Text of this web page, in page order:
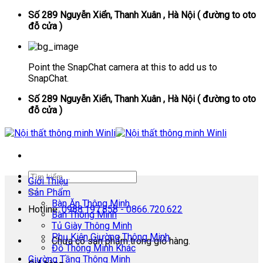
Skip
Số 289 Nguyễn Xiển, Thanh Xuân , Hà Nội ( đường to oto
đỗ cửa )
Point the SnapChat camera at this to add us to
SnapChat.
Số 289 Nguyễn Xiển, Thanh Xuân , Hà Nội ( đường to oto
đỗ cửa )
Hotline:0988.197.858 - 0866.720.622
Chưa có sản phẩm trong giỏ hàng.
Giới Thiệu
Sản Phẩm
Bàn Ăn Thông Minh
Bàn Thông Minh
Tủ Giày Thông Minh
Phụ Kiện Giường Thông Minh
Đồ Thông Minh Khác
Giường Tầng Thông Minh